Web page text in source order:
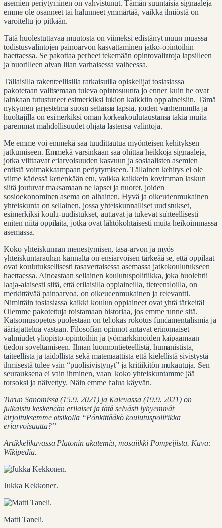
asemien periytyminen on vahvistunut. Tämän suuntaisia signaaleja
emme ole osanneet tai halunneet ymmärtää, vaikka ilmiöstä on
varoiteltu jo pitkään.
Tätä huolestuttavaa muutosta on viimeksi edistänyt muun muassa
todistusvalintojen painoarvon kasvattaminen jatko-opintoihin
haettaessa. Se pakottaa perheet tekemään opintovalintoja lapsilleen
ja nuorilleen aivan liian varhaisessa vaiheessa.
Tällaisilla rakenteellisilla ratkaisuilla opiskelijat tosiasiassa
pakotetaan valitsemaan tuleva opintosuunta jo ennen kuin he ovat
lainkaan tutustuneet esimerkiksi lukion kaikkiin oppiaineisiin. Tämä
nykyinen järjestelmä suosii sellaisia lapsia, joiden vanhemmilla ja
huoltajilla on esimerkiksi oman korkeakoulutaustansa takia muita
paremmat mahdollisuudet ohjata lastensa valintoja.
Me emme voi emmekä saa tuudittautua myönteisen kehityksen
jatkumiseen. Emmekä varsinkaan saa ohittaa heikkoja signaaleja,
jotka viittaavat eriarvoisuuden kasvuun ja sosiaalisten asemien
entistä voimakkaampaan periytymiseen. Tällainen kehitys ei ole
viime kädessä kenenkään etu, vaikka kaikkein kovimman laskun
siitä joutuvat maksamaan ne lapset ja nuoret, joiden
sosioekonominen asema on alhainen. Hyvä ja oikeudenmukainen
yhteiskunta on sellainen, jossa yhteiskunnalliset uudistukset,
esimerkiksi koulu-uudistukset, auttavat ja tukevat suhteellisesti
eniten niitä oppilaita, jotka ovat lähtökohtaisesti muita heikoimmassa
asemassa.
Koko yhteiskunnan menestymisen, tasa-arvon ja myös
yhteiskuntarauhan kannalta on ensiarvoisen tärkeää se, että oppilaat
ovat koulutuksellisesti tasavertaisessa asemassa jatkokoulutukseen
haettaessa. Ainoastaan sellainen koulutuspolitiikka, joka huolehtii
laaja-alaisesti siitä, että erilaisilla oppiaineilla, tieteenaloilla, on
merkittävää painoarvoa, on oikeudenmukainen ja relevantti.
Nimittäin tosiasiassa kaikki koulun oppiaineet ovat yhtä tärkeitä!
Olemme pakotettuja toistamaan historiaa, jos emme tunne sitä.
Katsomusopetus puolestaan on tehokas rokotus fundamentalismia ja
ääriajattelua vastaan. Filosofian opinnot antavat erinomaiset
valmiudet yliopisto-opintoihin ja työmarkkinoiden kaipaamaan
tiedon soveltamiseen. Ilman luonnontieteellistä, humanistista,
taiteellista ja taidollista sekä matemaattista että kielellistä sivistystä
ihmisestä tulee vain “puolisivistynyt” ja kritiikitön mukautuja. Sen
seurauksena ei vain ihminen, vaan koko yhteiskuntamme jää
torsoksi ja näivettyy. Näin emme halua käyvän.
Turun Sanomissa (15.9. 2021) ja Kalevassa (19.9. 2021) on
julkaistu keskenään erilaiset ja tätä selvästi lyhyemmät
kirjoituksemme otsikolla “Pönkittääkö koulutuspolitiikka
eriarvoisuutta?”
Artikkelikuvassa Platonin akatemia, mosaiikki Pompeijista. Kuva:
Wikipedia.
Jukka Kekkonen.
Matti Taneli.